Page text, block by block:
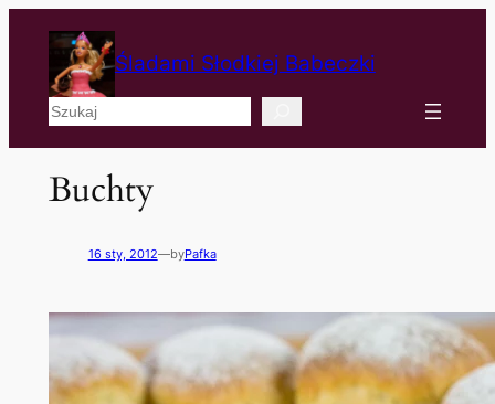
Śladami Słodkiej Babeczki
Szukaj
Buchty
16 sty, 2012—byPafka